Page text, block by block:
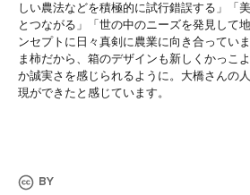
しい農法などを積極的に試行錯誤する」「
とつながる」「世の中のニーズを発見して
ンセプトに日々真剣に農業に向き合ってい
ま柿だから、箱のデザインも新しくかっこ
か誠実さを感じられるように。大橋さんの
現ができたと感じています。
BY